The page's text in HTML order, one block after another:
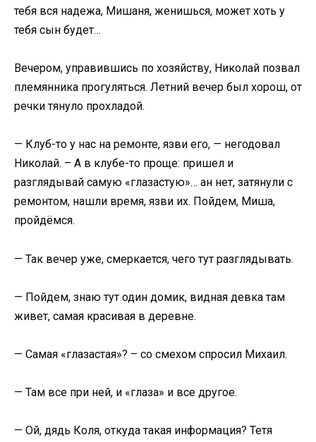
тебя вся надежа, Мишаня, женишься, может хоть у
тебя сын будет…
Вечером, управившись по хозяйству, Николай позвал
племянника прогуляться. Летний вечер был хорош, от
речки тянуло прохладой.
— Клуб-то у нас на ремонте, язви его, — негодовал
Николай. – А в клубе-то проще: пришел и
разглядывай самую «глазастую»… ан нет, затянули с
ремонтом, нашли время, язви их. Пойдем, Миша,
пройдёмся.
— Так вечер уже, смеркается, чего тут разглядывать.
— Пойдем, знаю тут один домик, видная девка там
живет, самая красивая в деревне.
— Самая «глазастая»? – со смехом спросил Михаил.
— Там все при ней, и «глаза» и все другое.
— Ой, дядь Коля, откуда такая информация? Тетя